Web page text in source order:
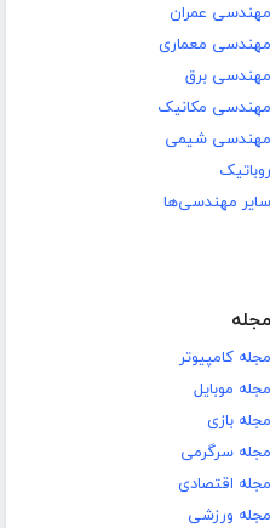
مهندسی عمران
مهندسی معماری
مهندسی برق
مهندسی مکانیک
مهندسی شیمی
روباتیک
سایر مهندسی‌ها
مجله
مجله کامپیوتر
مجله موبایل
مجله بازی
مجله سرگرمی
مجله اقتصادی
مجله ورزشی